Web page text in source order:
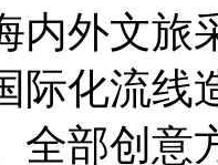
内外文旅
际化流线
全部创意